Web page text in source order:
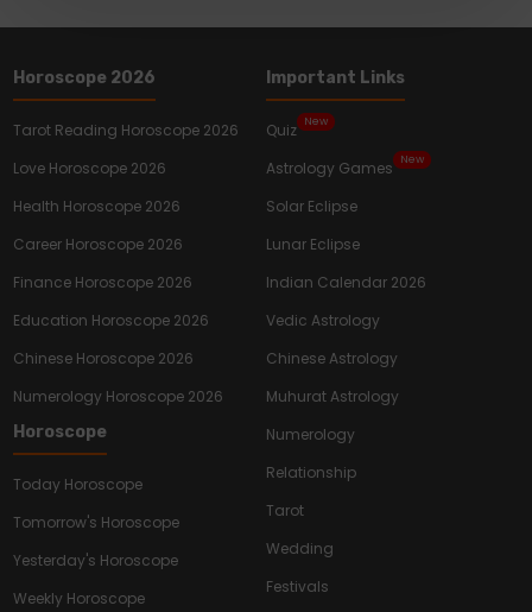
Horoscope 2026
Tarot Reading Horoscope 2026
Love Horoscope 2026
Health Horoscope 2026
Career Horoscope 2026
Finance Horoscope 2026
Education Horoscope 2026
Chinese Horoscope 2026
Numerology Horoscope 2026
Horoscope
Today Horoscope
Tomorrow's Horoscope
Yesterday's Horoscope
Weekly Horoscope
Important Links
Quiz New
Astrology Games New
Solar Eclipse
Lunar Eclipse
Indian Calendar 2026
Vedic Astrology
Chinese Astrology
Muhurat Astrology
Numerology
Relationship
Tarot
Wedding
Festivals